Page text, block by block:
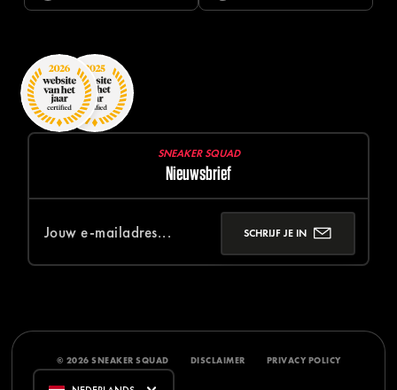
SNEAKER SQUAD
Nieuwsbrief
SCHRIJF JE IN
© 2026 SNEAKER SQUAD DISCLAIMER PRIVACY POLICY